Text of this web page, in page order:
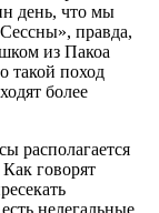
день, что мы
правда,
из Пакоа
такой поход
более
располагается
говорят
нелегальные